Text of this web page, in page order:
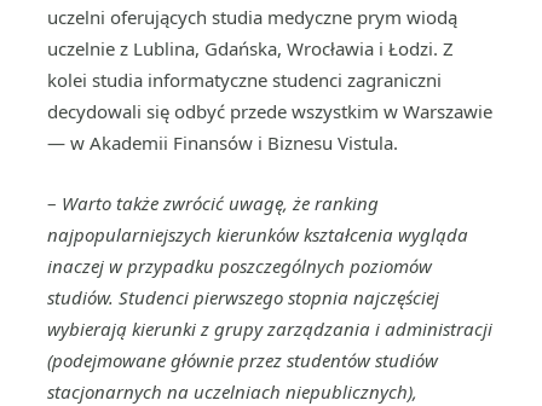
uczelni oferujących studia medyczne prym wiodą
uczelnie z Lublina, Gdańska, Wrocławia i Łodzi. Z
kolei studia informatyczne studenci zagraniczni
decydowali się odbyć przede wszystkim w Warszawie
— w Akademii Finansów i Biznesu Vistula.
– Warto także zwrócić uwagę, że ranking
najpopularniejszych kierunków kształcenia wygląda
inaczej w przypadku poszczególnych poziomów
studiów. Studenci pierwszego stopnia najczęściej
wybierają kierunki z grupy zarządzania i administracji
(podejmowane głównie przez studentów studiów
stacjonarnych na uczelniach niepublicznych),